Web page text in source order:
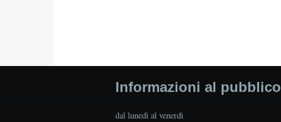
Informazioni al pubblico
dal lunedì al venerdì